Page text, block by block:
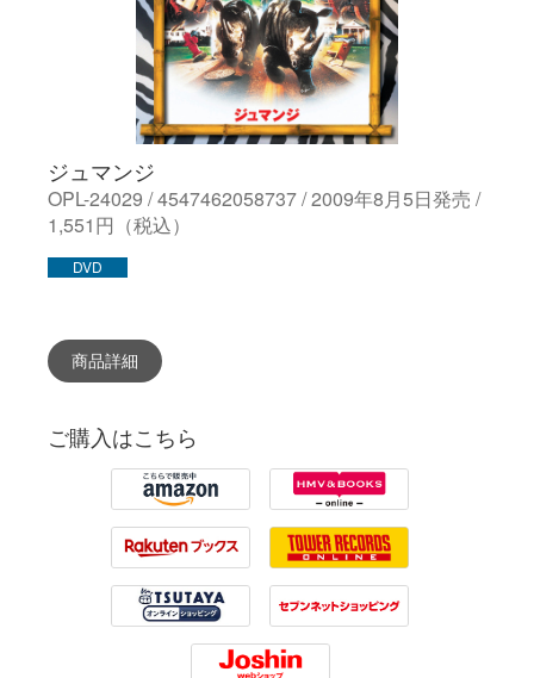
ジュマンジ
OPL-24029 / 4547462058737 / 2009年8月5日発売 /
1,551円（税込）
DVD
商品詳細
ご購入はこちら
Amazon HMV
Rakuten Tower Records
Tsutaya 7net